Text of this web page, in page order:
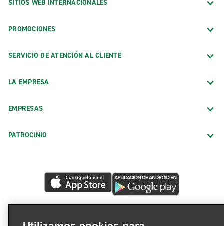
SITIOS WEB INTERNACIONALES
PROMOCIONES
SERVICIO DE ATENCIÓN AL CLIENTE
LA EMPRESA
EMPRESAS
PATROCINIO